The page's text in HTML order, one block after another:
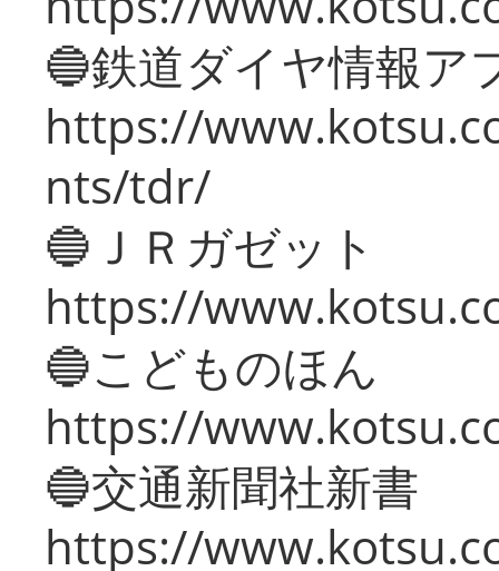
🔵鉄道ダイヤ情報ア
https://
nts/tdr/
🔵ＪＲガゼット
https://
🔵こどものほん
https://
🔵交通新聞社新書
https://